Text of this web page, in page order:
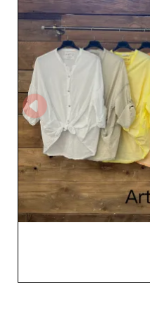
dalle silhouette
offrendo ai tuoi clienti
L’affidabilità di Nova
d’eccellenza orientato
Grazie a MicroStore,
un’esperienza d’acquisto
permettendo ai
Il rispetto dei tempi di
prodotti rafforzano la
S.L sul mercato. Scegliere Nova ancla S.L significa
puntare su capi di qualità
professionisti che
clienti, questo grossista
riferimento, capace di
affidabilità. Collaborando
alla tua azienda una
assortimento un appeal